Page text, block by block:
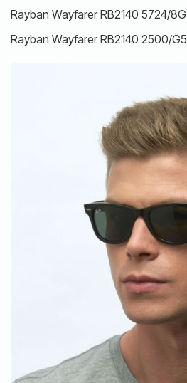
Rayban Wayfarer RB2140 5724/8G
Rayban Wayfarer RB2140 2500/G5